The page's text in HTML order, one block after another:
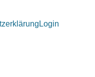
Login